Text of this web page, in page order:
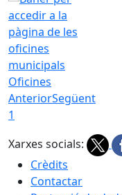
Oficines
AnteriorSegüent
1
Xarxes socials:
Crèdits
Contactar